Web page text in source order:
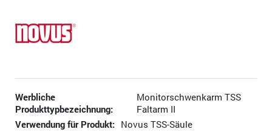
Werbliche
Produkttypbezeichnung:
Monitorschwenkarm TSS
Faltarm II
Verwendung für Produkt: Novus TSS-Säule